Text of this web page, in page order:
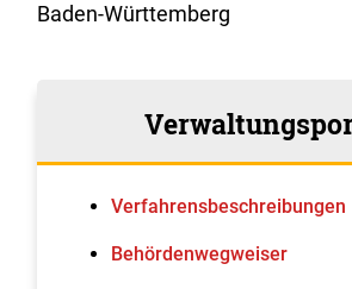
Baden-Württemberg
Verfahrens­beschreibungen
Behördenwegweiser